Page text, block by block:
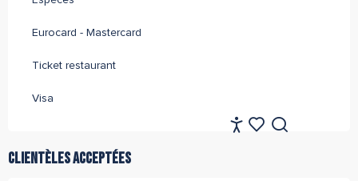
Eurocard - Mastercard
Ticket restaurant
Visa
Clientèles acceptées